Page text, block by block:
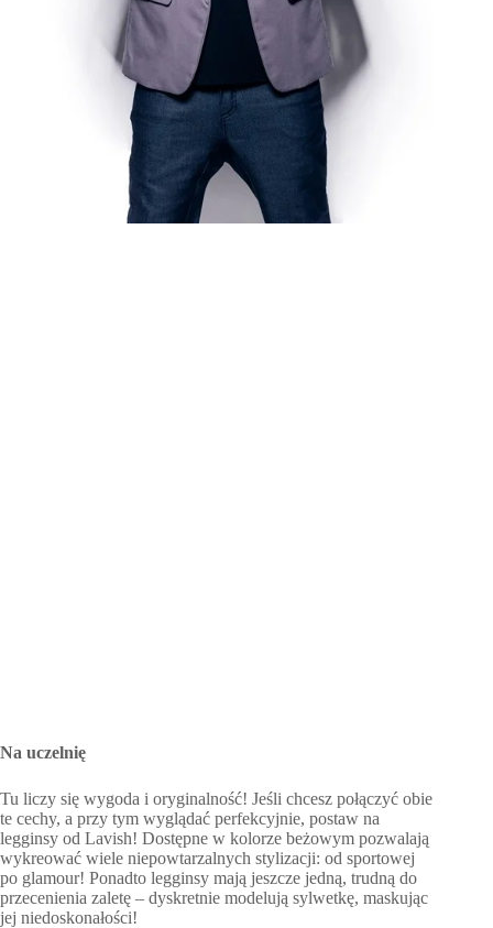
Na uczelnię
Tu liczy się wygoda i oryginalność! Jeśli chcesz połączyć obie
te cechy, a przy tym wyglądać perfekcyjnie, postaw na
legginsy od Lavish! Dostępne w kolorze beżowym pozwalają
wykreować wiele niepowtarzalnych stylizacji: od sportowej
po glamour! Ponadto legginsy mają jeszcze jedną, trudną do
przecenienia zaletę – dyskretnie modelują sylwetkę, maskując
jej niedoskonałości!